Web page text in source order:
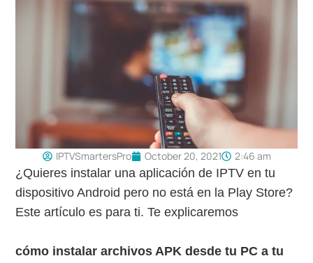
IPTVSmartersPro October 20, 2021 2:46 am
¿Quieres instalar una aplicación de IPTV en tu
dispositivo Android pero no está en la Play Store?
Este artículo es para ti. Te explicaremos
cómo instalar archivos APK desde tu PC a tu